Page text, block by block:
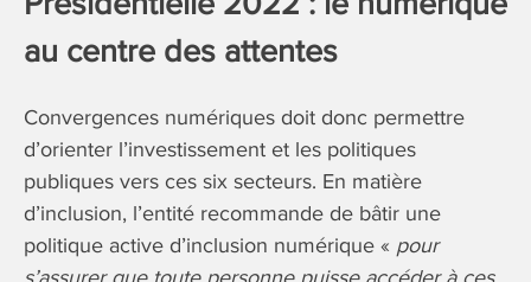
au centre des attentes
Convergences numériques doit donc permettre
d’orienter l’investissement et les politiques
publiques vers ces six secteurs. En matière
d’inclusion, l’entité recommande de bâtir une
politique active d’inclusion numérique « pour
s’assurer que toute personne puisse accéder à ces